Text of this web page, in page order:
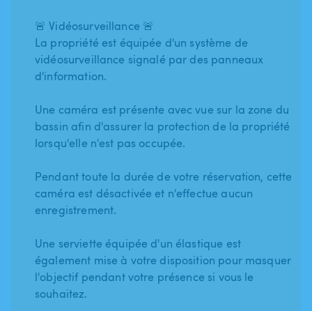
🚨 Vidéosurveillance 🚨
La propriété est équipée d'un système de
vidéosurveillance signalé par des panneaux
d'information.
Une caméra est présente avec vue sur la zone du
bassin afin d'assurer la protection de la propriété
lorsqu'elle n'est pas occupée.
Pendant toute la durée de votre réservation, cette
caméra est désactivée et n'effectue aucun
enregistrement.
Une serviette équipée d'un élastique est
également mise à votre disposition pour masquer
l'objectif pendant votre présence si vous le
souhaitez.